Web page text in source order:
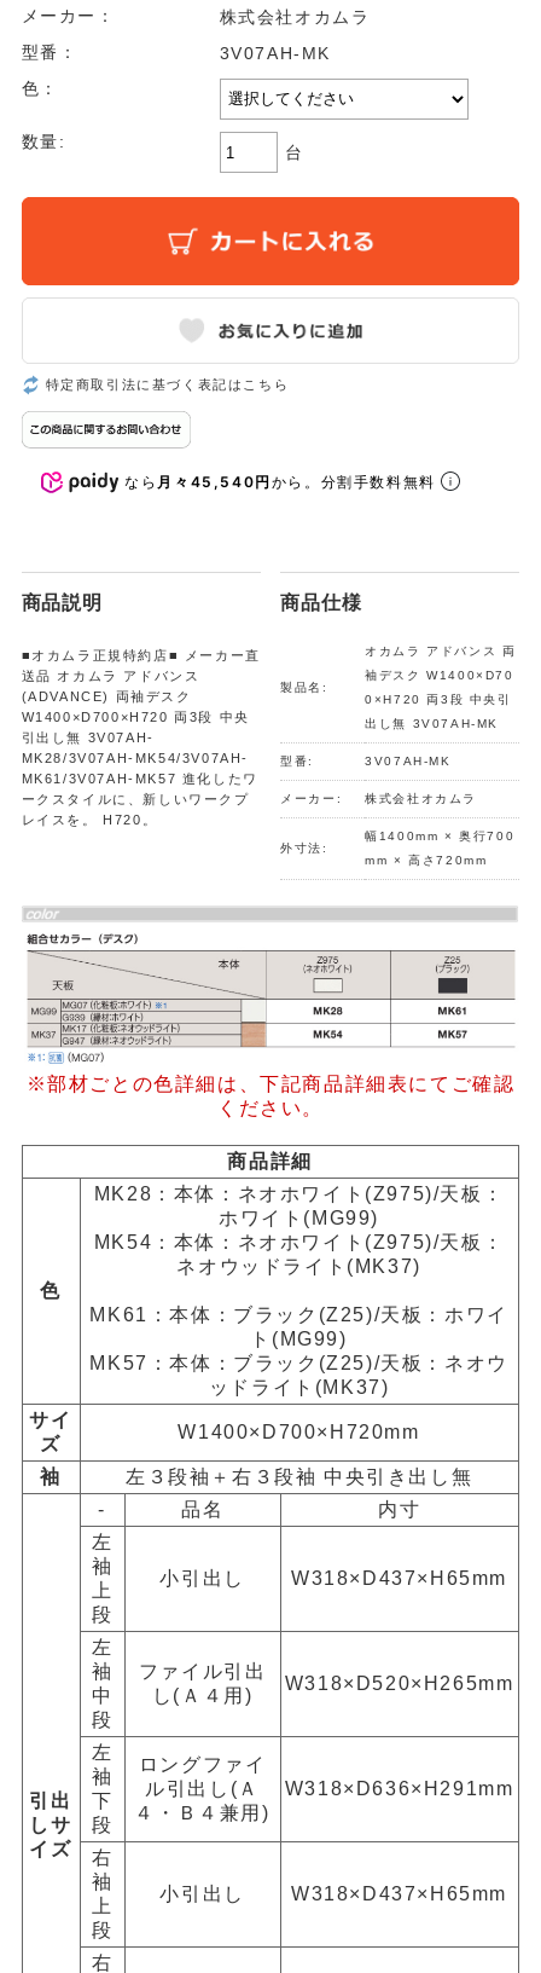
メーカー：
株式会社オカムラ
型番：
3V07AH-MK
色：
数量:
台
特定商取引法に基づく表記はこちら
なら 月々45,540円から。分割手数料無料
商品説明
■オカムラ正規特約店■ メーカー直
送品 オカムラ アドバンス
(ADVANCE) 両袖デスク
W1400×D700×H720 両3段 中央
引出し無 3V07AH-
MK28/3V07AH-MK54/3V07AH-
MK61/3V07AH-MK57 進化したワ
ークスタイルに、新しいワークプ
レイスを。 H720。
商品仕様
製品名:
オカムラ アドバンス 両
袖デスク W1400×D70
0×H720 両3段 中央引
出し無 3V07AH-MK
型番: 3V07AH-MK
メーカー: 株式会社オカムラ
外寸法:
幅1400mm × 奥行700
mm × 高さ720mm
※部材ごとの色詳細は、下記商品詳細表にてご確認
ください。
商品詳細
色
MK28：本体：ネオホワイト(Z975)/天板：
ホワイト(MG99)
MK54：本体：ネオホワイト(Z975)/天板：
ネオウッドライト(MK37)
MK61：本体：ブラック(Z25)/天板：ホワイ
ト(MG99)
MK57：本体：ブラック(Z25)/天板：ネオウ
ッドライト(MK37)
サイ
ズ
W1400×D700×H720mm
袖 左３段袖＋右３段袖 中央引き出し無
引出
しサ
イズ
- 品名
内寸
左
袖
上
段
小引出し W318×D437×H65mm
左
袖
中
段
ファイル引出
し(Ａ４用)
W318×D520×H265mm
左
袖
下
段
ロングファイ
ル引出し(Ａ
４・Ｂ４兼用)
W318×D636×H291mm
右
袖
上
段
小引出し W318×D437×H65mm
右